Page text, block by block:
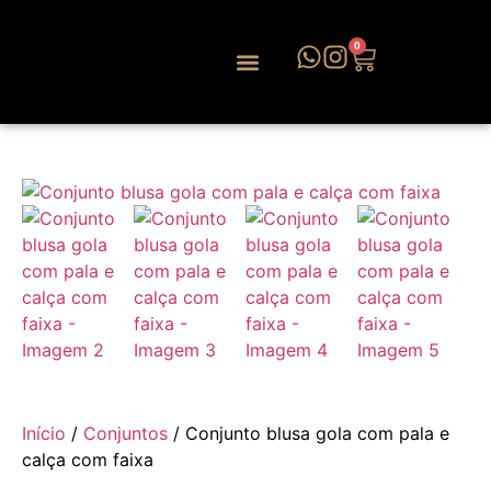
0
Início / Conjuntos / Conjunto blusa gola com pala e
calça com faixa